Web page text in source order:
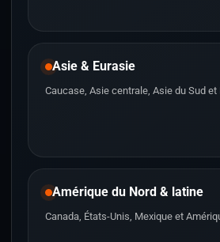
Asie & Eurasie
Caucase, Asie centrale, Asie du Sud et
Amérique du Nord & latine
Canada, États-Unis, Mexique et